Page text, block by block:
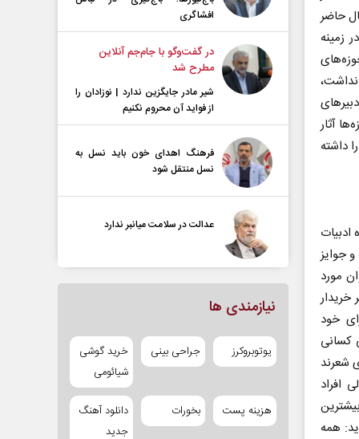
حاضر
زمینه
نداشت،
آثار
داشته
جوایز
مورد
خود
کسانی
شعرند
افراد
همه
افشاگری
در گفت‌و‌گو با جام‌جم آنلاین
مطرح شد
شیر مادر جایگزین ندارد | نوزادان را
از فواید آن محروم نکنیم
فرهنگ اهدای خون باید نسل به
نسل منتقل شود
عدالت در سلامت میانبر ندارد
نیازمندی ها
یوتوبروکرز جراحی بینی
خرید گوشی
شیائومی
هزینه پست بخورات
دانلود آهنگ
جدید